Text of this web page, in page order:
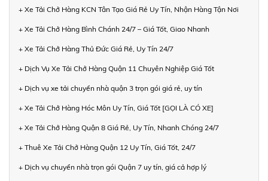
+ Xe Tải Chở Hàng KCN Tân Tạo Giá Rẻ Uy Tín, Nhận Hàng Tận Nơi
+ Xe Tải Chở Hàng Bình Chánh 24/7 – Giá Tốt, Giao Nhanh
+ Xe Tải Chở Hàng Thủ Đức Giá Rẻ, Uy Tín 24/7
+ Dịch Vụ Xe Tải Chở Hàng Quận 11 Chuyên Nghiệp Giá Tốt
+ Dịch vụ xe tải chuyển nhà quận 3 trọn gói giá rẻ, uy tín
+ Xe Tải Chở Hàng Hóc Môn Uy Tín, Giá Tốt [GỌI LÀ CÓ XE]
+ Xe Tải Chở Hàng Quận 8 Giá Rẻ, Uy Tín, Nhanh Chóng 24/7
+ Thuê Xe Tải Chở Hàng Quận 12 Uy Tín, Giá Tốt, 24/7
+ Dịch vụ chuyển nhà trọn gói Quận 7 uy tín, giá cả hợp lý